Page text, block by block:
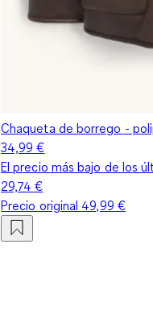
Chaqueta de borrego -
34,99 €
El precio más bajo de los
29,74 €
Precio original 49,99 €